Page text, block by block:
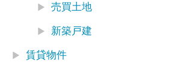
売買土地
新築戸建
賃貸物件